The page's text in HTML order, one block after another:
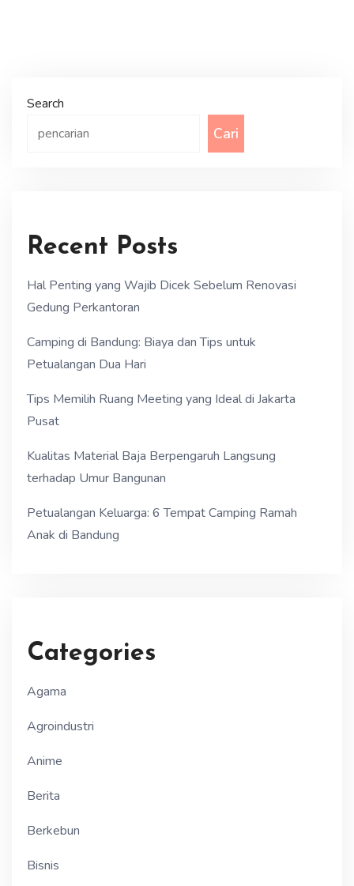
Search
Cari
Recent Posts
Hal Penting yang Wajib Dicek Sebelum Renovasi
Gedung Perkantoran
Camping di Bandung: Biaya dan Tips untuk
Petualangan Dua Hari
Tips Memilih Ruang Meeting yang Ideal di Jakarta
Pusat
Kualitas Material Baja Berpengaruh Langsung
terhadap Umur Bangunan
Petualangan Keluarga: 6 Tempat Camping Ramah
Anak di Bandung
Categories
Agama
Agroindustri
Anime
Berita
Berkebun
Bisnis